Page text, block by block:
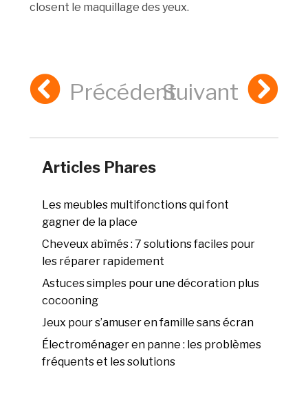
closent le maquillage des yeux.
PrécédentSuivant
Articles Phares
Les meubles multifonctions qui font
gagner de la place
Cheveux abîmés : 7 solutions faciles pour
les réparer rapidement
Astuces simples pour une décoration plus
cocooning
Jeux pour s’amuser en famille sans écran
Électroménager en panne : les problèmes
fréquents et les solutions